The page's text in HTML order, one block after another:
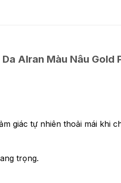
Alran Màu Nâu Gold
giác tự nhiên thoải mái khi
trọng.